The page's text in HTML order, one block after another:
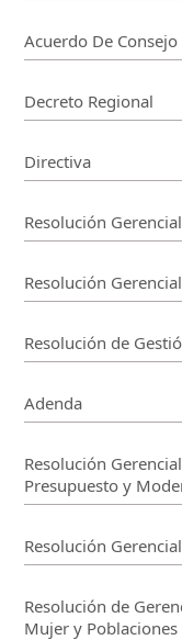
Acuerdo De Consejo
Decreto Regional
Directiva
Resolución
Resolución
Resolución de
Adenda
Resolución
Presupuesto y
Resolución
Resolución de
Mujer y